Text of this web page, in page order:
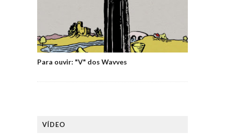
Para ouvir: "V" dos Wavves
VÍDEO